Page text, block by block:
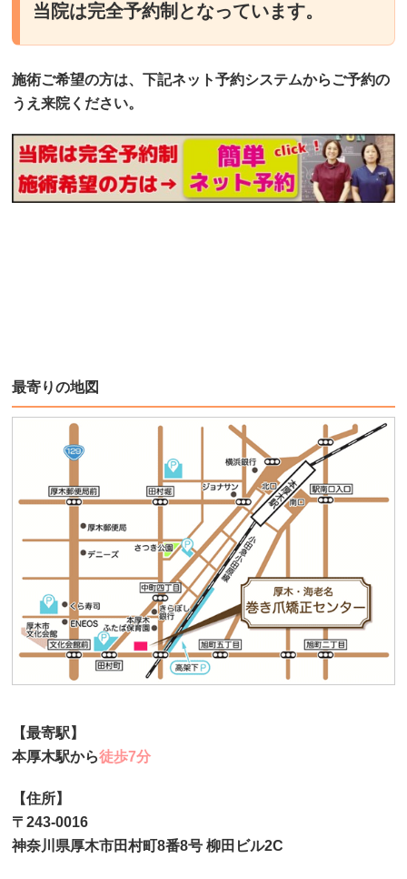
当院は完全予約制となっています。
施術ご希望の方は、下記ネット予約システムからご予約の
うえ来院ください。
最寄りの地図
【最寄駅】
本厚木駅から徒歩7分
【住所】
〒243-0016
神奈川県厚木市田村町8番8号 柳田ビル2C